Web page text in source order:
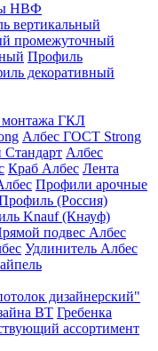
НВФ
вертикальный
промежуточный
Профиль
декоративный
ГКЛ
Албес ГОСТ Strong
Албес
Краб Албес Лента
Профили арочные
(Россия)
Knauf (Кнауф)
подвес Албес
Удлинитель Албес
дизайнерский"
BT Гребенка
ассортимент